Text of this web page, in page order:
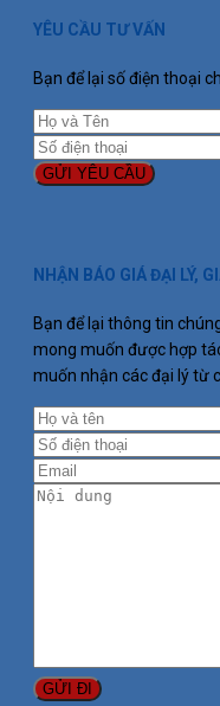
YÊU CẦU TƯ VẤN
Bạn để lại số điện thoại
NHẬN BÁO GIÁ ĐẠI LÝ,
Bạn để lại thông tin
mong muốn được hợp
muốn nhận các đại lý từ